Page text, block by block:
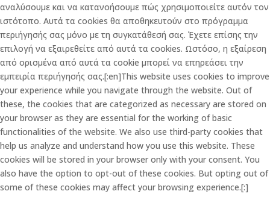
αναλύσουμε και να κατανοήσουμε πώς χρησιμοποιείτε αυτόν τον
ιστότοπο. Αυτά τα cookies θα αποθηκευτούν στο πρόγραμμα
περιήγησής σας μόνο με τη συγκατάθεσή σας. Έχετε επίσης την
επιλογή να εξαιρεθείτε από αυτά τα cookies. Ωστόσο, η εξαίρεση
από ορισμένα από αυτά τα cookie μπορεί να επηρεάσει την
εμπειρία περιήγησής σας.[:en]This website uses cookies to improve
your experience while you navigate through the website. Out of
these, the cookies that are categorized as necessary are stored on
your browser as they are essential for the working of basic
functionalities of the website. We also use third-party cookies that
help us analyze and understand how you use this website. These
cookies will be stored in your browser only with your consent. You
also have the option to opt-out of these cookies. But opting out of
some of these cookies may affect your browsing experience.[:]